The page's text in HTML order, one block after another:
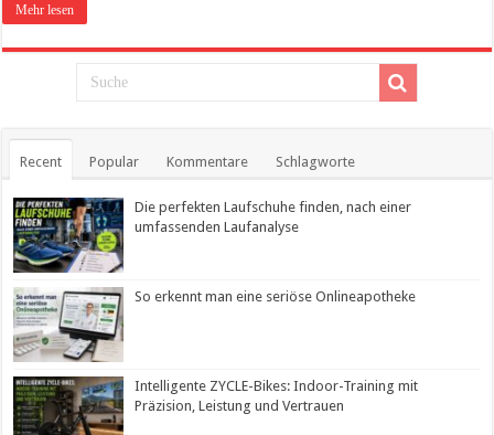
Mehr lesen
Recent Popular Kommentare Schlagworte
Die perfekten Laufschuhe finden, nach einer
umfassenden Laufanalyse
So erkennt man eine seriöse Onlineapotheke
Intelligente ZYCLE-Bikes: Indoor-Training mit
Präzision, Leistung und Vertrauen